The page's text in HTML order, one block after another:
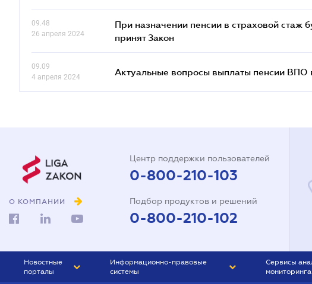
09.48
26 апреля 2024
При назначении пенсии в страховой стаж
принят Закон
09.09
4 апреля 2024
Актуальные вопросы выплаты пенсии ВПО
О КОМПАНИИ
Центр поддержки пользователей
0-800-210-103
Подбор продуктов и решений
0-800-210-102
Новостные
порталы
Информационно-правовые
системы
Сервисы
мониторинга